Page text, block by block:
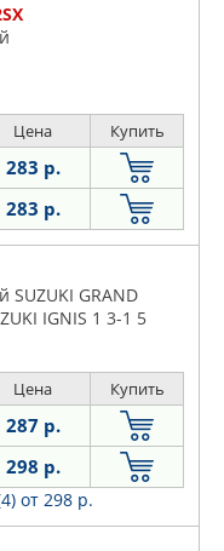
Цена Купить
283 р.
283 р.
GRAND
IGNIS 1 3-1 5
Цена Купить
287 р.
298 р.
от 298 р.